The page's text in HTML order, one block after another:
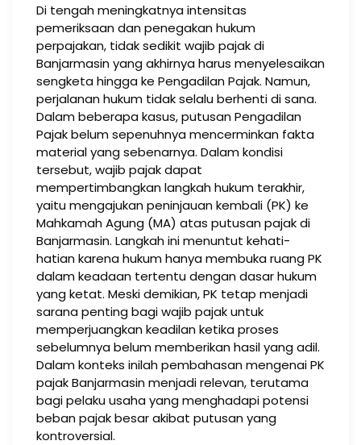
Di tengah meningkatnya intensitas
pemeriksaan dan penegakan hukum
perpajakan, tidak sedikit wajib pajak di
Banjarmasin yang akhirnya harus menyelesaikan
sengketa hingga ke Pengadilan Pajak. Namun,
perjalanan hukum tidak selalu berhenti di sana.
Dalam beberapa kasus, putusan Pengadilan
Pajak belum sepenuhnya mencerminkan fakta
material yang sebenarnya. Dalam kondisi
tersebut, wajib pajak dapat
mempertimbangkan langkah hukum terakhir,
yaitu mengajukan peninjauan kembali (PK) ke
Mahkamah Agung (MA) atas putusan pajak di
Banjarmasin. Langkah ini menuntut kehati-
hatian karena hukum hanya membuka ruang PK
dalam keadaan tertentu dengan dasar hukum
yang ketat. Meski demikian, PK tetap menjadi
sarana penting bagi wajib pajak untuk
memperjuangkan keadilan ketika proses
sebelumnya belum memberikan hasil yang adil.
Dalam konteks inilah pembahasan mengenai PK
pajak Banjarmasin menjadi relevan, terutama
bagi pelaku usaha yang menghadapi potensi
beban pajak besar akibat putusan yang
kontroversial.